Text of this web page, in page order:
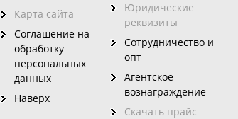
Карта сайта
Соглашение на
обработку
персональных
данных
Наверх
Юридические
реквизиты
Сотрудничество и
опт
Агентское
вознаграждение
Скачать прайс